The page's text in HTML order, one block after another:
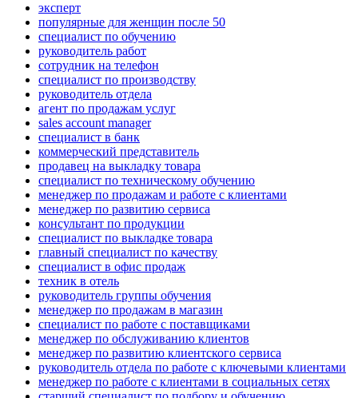
эксперт
популярные для женщин после 50
специалист по обучению
руководитель работ
сотрудник на телефон
специалист по производству
руководитель отдела
агент по продажам услуг
sales account manager
специалист в банк
коммерческий представитель
продавец на выкладку товара
специалист по техническому обучению
менеджер по продажам и работе с клиентами
менеджер по развитию сервиса
консультант по продукции
специалист по выкладке товара
главный специалист по качеству
специалист в офис продаж
техник в отель
руководитель группы обучения
менеджер по продажам в магазин
специалист по работе с поставщиками
менеджер по обслуживанию клиентов
менеджер по развитию клиентского сервиса
руководитель отдела по работе с ключевыми клиентами
менеджер по работе с клиентами в социальных сетях